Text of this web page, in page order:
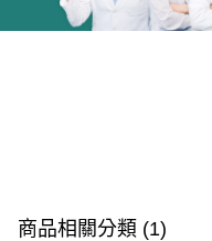
商品相關分類 (1)